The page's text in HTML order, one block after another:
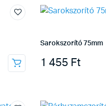
Sarokszorító 75mm
1 455 Ft